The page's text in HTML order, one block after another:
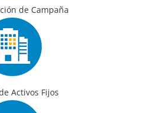
de Campaña
Activos Fijos